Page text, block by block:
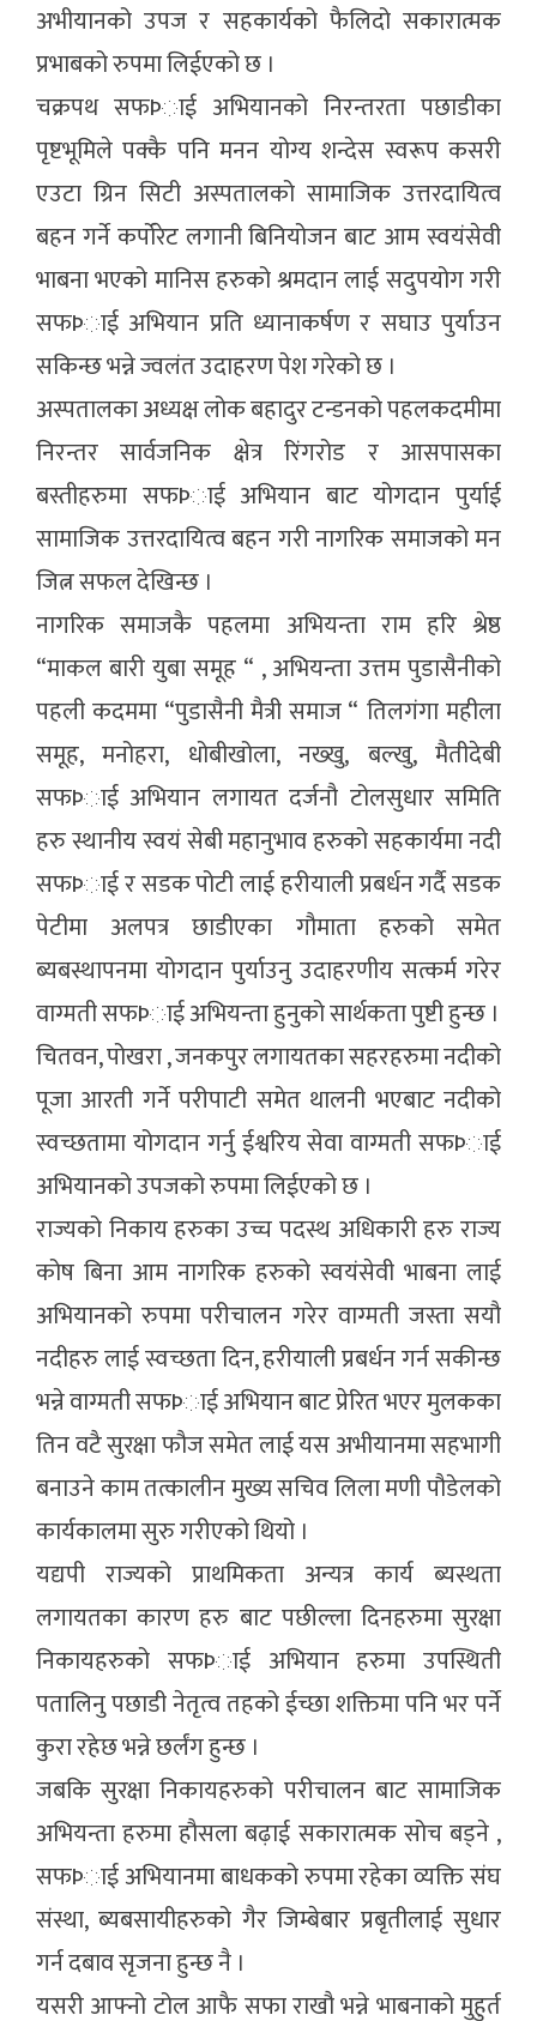
अभीयानको उपज र सहकार्यको फैलिदो सकारात्मक
प्रभाबको रुपमा लिईएको छ ।
चक्रपथ सफÞाई अभियानको निरन्तरता पछाडीका
पृष्टभूमिले पक्कै पनि मनन योग्य शन्देस स्वरूप कसरी
एउटा ग्रिन सिटी अस्पतालको सामाजिक उत्तरदायित्व
बहन गर्ने कर्पोरेट लगानी बिनियोजन बाट आम स्वयंसेवी
भाबना भएको मानिस हरुको श्रमदान लाई सदुपयोग गरी
सफÞाई अभियान प्रति ध्यानाकर्षण र सघाउ पुर्याउन
सकिन्छ भन्ने ज्वलंत उदाहरण पेश गरेको छ ।
अस्पतालका अध्यक्ष लोक बहादुर टन्डनको पहलकदमीमा
निरन्तर सार्वजनिक क्षेत्र रिंगरोड र आसपासका
बस्तीहरुमा सफÞाई अभियान बाट योगदान पुर्याई
सामाजिक उत्तरदायित्व बहन गरी नागरिक समाजको मन
जित्न सफल देखिन्छ ।
नागरिक समाजकै पहलमा अभियन्ता राम हरि श्रेष्ठ
“माकल बारी युबा समूह “ , अभियन्ता उत्तम पुडासैनीको
पहली कदममा “पुडासैनी मैत्री समाज “ तिलगंगा महीला
समूह, मनोहरा, धोबीखोला, नख्खु, बल्खु, मैतीदेबी
सफÞाई अभियान लगायत दर्जनौ टोलसुधार समिति
हरु स्थानीय स्वयं सेबी महानुभाव हरुको सहकार्यमा नदी
सफÞाई र सडक पोटी लाई हरीयाली प्रबर्धन गर्दै सडक
पेटीमा अलपत्र छाडीएका गौमाता हरुको समेत
ब्यबस्थापनमा योगदान पुर्याउनु उदाहरणीय सत्कर्म गरेर
वाग्मती सफÞाई अभियन्ता हुनुको सार्थकता पुष्टी हुन्छ ।
चितवन, पोखरा , जनकपुर लगायतका सहरहरुमा नदीको
पूजा आरती गर्ने परीपाटी समेत थालनी भएबाट नदीको
स्वच्छतामा योगदान गर्नु ईश्वरिय सेवा वाग्मती सफÞाई
अभियानको उपजको रुपमा लिईएको छ ।
राज्यको निकाय हरुका उच्च पदस्थ अधिकारी हरु राज्य
कोष बिना आम नागरिक हरुको स्वयंसेवी भाबना लाई
अभियानको रुपमा परीचालन गरेर वाग्मती जस्ता सयौ
नदीहरु लाई स्वच्छता दिन, हरीयाली प्रबर्धन गर्न सकीन्छ
भन्ने वाग्मती सफÞाई अभियान बाट प्रेरित भएर मुलकका
तिन वटै सुरक्षा फौज समेत लाई यस अभीयानमा सहभागी
बनाउने काम तत्कालीन मुख्य सचिव लिला मणी पौडेलको
कार्यकालमा सुरु गरीएको थियो ।
यद्यपी राज्यको प्राथमिकता अन्यत्र कार्य ब्यस्थता
लगायतका कारण हरु बाट पछील्ला दिनहरुमा सुरक्षा
निकायहरुको सफÞाई अभियान हरुमा उपस्थिती
पतालिनु पछाडी नेतृत्व तहको ईच्छा शक्तिमा पनि भर पर्ने
कुरा रहेछ भन्ने छर्लंग हुन्छ ।
जबकि सुरक्षा निकायहरुको परीचालन बाट सामाजिक
अभियन्ता हरुमा हौसला बढ़ाई सकारात्मक सोच बड्ने ,
सफÞाई अभियानमा बाधकको रुपमा रहेका व्यक्ति संघ
संस्था, ब्यबसायीहरुको गैर जिम्बेबार प्रबृतीलाई सुधार
गर्न दबाव सृजना हुन्छ नै ।
यसरी आफ्नो टोल आफै सफा राखौ भन्ने भाबनाको मुहुर्त